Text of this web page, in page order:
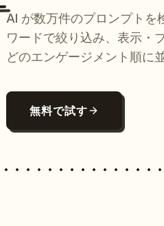
AI が数万件のプロンプトを
ワードで絞り込み、表示・
どのエンゲージメント順に
無料で試す